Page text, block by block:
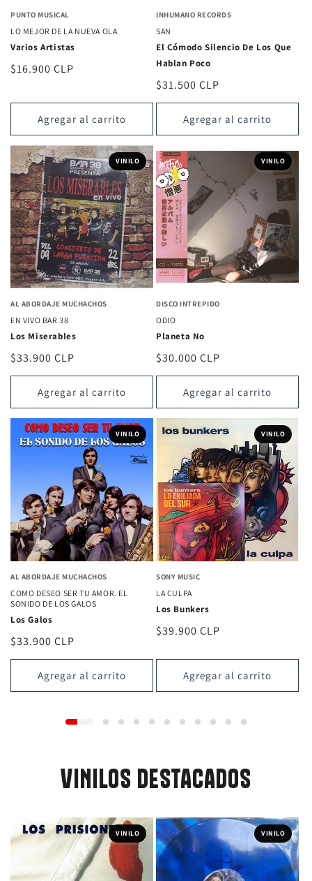
PUNTO MUSICAL
LO MEJOR DE LA NUEVA OLA
Varios Artistas
Precio
$16.900 CLP
Agregar al carrito
INHUMANO RECORDS
SAN
El Cómodo Silencio De Los Que
Hablan Poco
Precio
habitual
$31.500 CLP
Agregar al carrito
VINILO
AL ABORDAJE MUCHACHOS
EN VIVO BAR 38
Los Miserables
Precio
habitual
$33.900 CLP
Agregar al carrito
VINILO
DISCO INTREPIDO
ODIO
Planeta No
Precio
habitual
$30.000 CLP
Agregar al carrito
VINILO
AL ABORDAJE MUCHACHOS
COMO DESEO SER TU AMOR. EL
SONIDO DE LOS GALOS
Los Galos
Precio
habitual
$33.900 CLP
Agregar al carrito
VINILO
SONY MUSIC
LA CULPA
Los Bunkers
Precio
$39.900 CLP
Agregar al carrito
VINILOS DESTACADOS
VINILO VINILO